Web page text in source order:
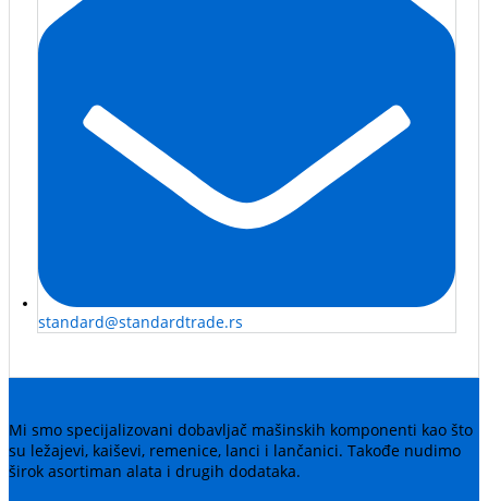
standard@standardtrade.rs
Mi smo specijalizovani dobavljač mašinskih komponenti kao što
su ležajevi, kaiševi, remenice, lanci i lančanici. Takođe nudimo
širok asortiman alata i drugih dodataka.